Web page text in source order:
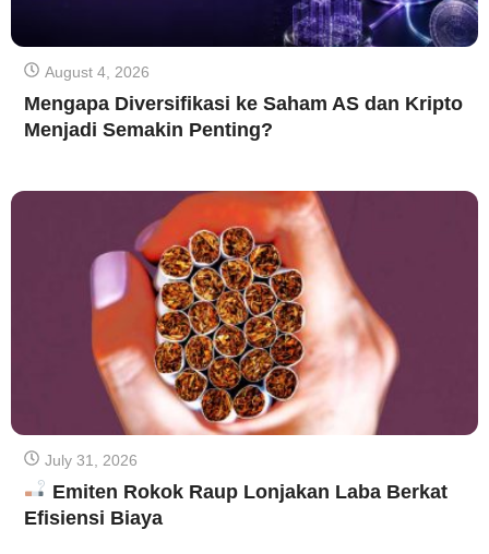
August 4, 2026
Mengapa Diversifikasi ke Saham AS dan Kripto
Menjadi Semakin Penting?
July 31, 2026
Emiten Rokok Raup Lonjakan Laba Berkat
Efisiensi Biaya